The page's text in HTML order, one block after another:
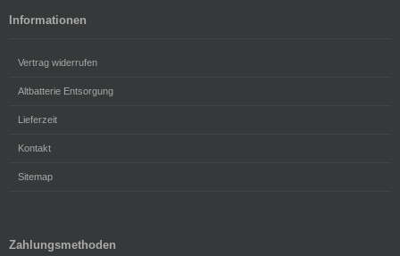
Informationen
Vertrag widerrufen
Altbatterie Entsorgung
Lieferzeit
Kontakt
Sitemap
Zahlungsmethoden